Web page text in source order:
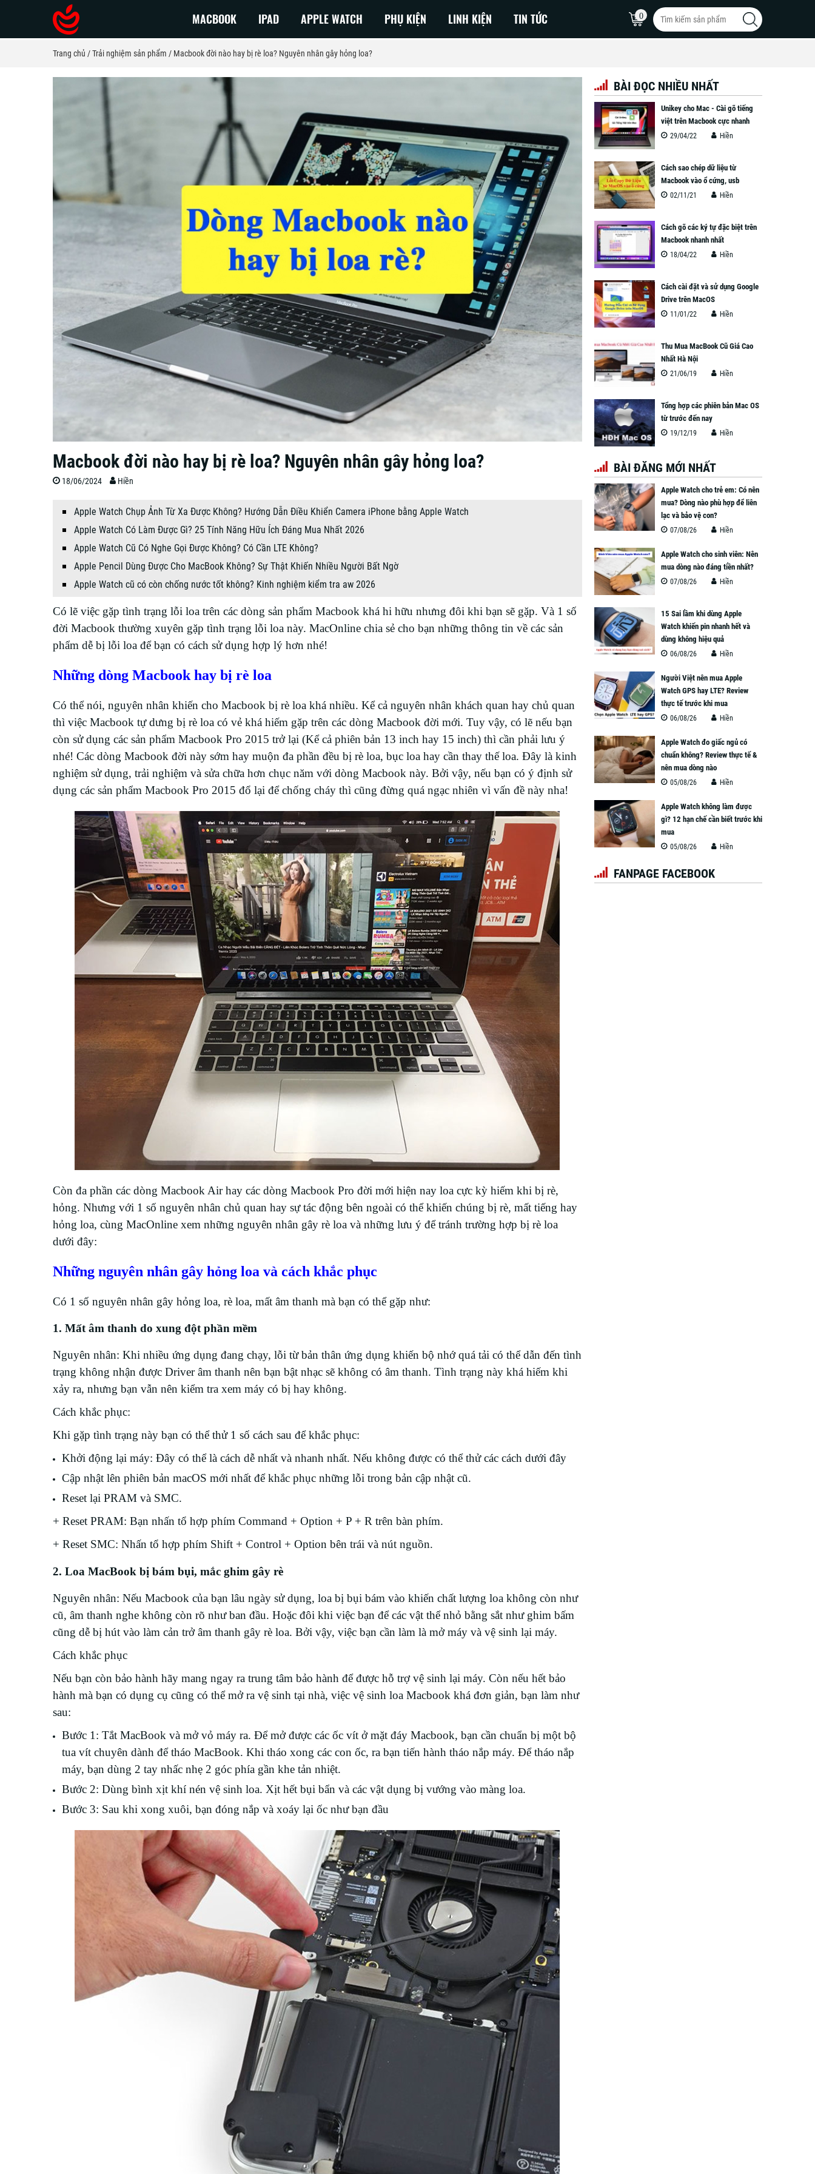
MACBOOK
Macbook Pro 2026
Macbook Pro 2024
Macbook Pro 2022
MacBook Pro 2021
MacBook Pro 2020
MacBook Pro 2019
Macbook Air 2026
Macbook Air 2025
Macbook Air 2024
Macbook Air 2023
Macbook Air 2020
MacBook Air 2019
MacBook Air 2018
Macbook Air M3
MacBook Pro M2
MacBook Air M2
MacBook Pro M1
MacBook Pro 16inch
MacBook Pro 15inch
MacBook Pro 14inch
IPAD APPLE WATCH PHỤ KIỆN LINH KIỆN TIN TỨC 0
Trang chủ Trải nghiệm sản phẩm Macbook đời nào hay bị rè loa? Nguyên nhân gây hỏng loa?
Macbook đời nào hay bị rè loa? Nguyên nhân gây hỏng loa?
18/06/2024 Hiền
Apple Watch Chụp Ảnh Từ Xa Được Không? Hướng Dẫn Điều Khiển Camera iPhone bằng Apple Watch
Apple Watch Có Làm Được Gì? 25 Tính Năng Hữu Ích Đáng Mua Nhất 2026
Apple Watch Cũ Có Nghe Gọi Được Không? Có Cần LTE Không?
Apple Pencil Dùng Được Cho MacBook Không? Sự Thật Khiến Nhiều Người Bất Ngờ
Apple Watch cũ có còn chống nước tốt không? Kinh nghiệm kiểm tra aw 2026
Có lẽ việc gặp tình trạng lỗi loa trên các dòng sản phẩm Macbook khá hi hữu nhưng đôi khi bạn sẽ gặp. Và 1 số
đời Macbook thường xuyên gặp tình trạng lỗi loa này. MacOnline chia sẻ cho bạn những thông tin về các sản
phẩm dễ bị lỗi loa để bạn có cách sử dụng hợp lý hơn nhé!
Những dòng Macbook hay bị rè loa
Có thể nói, nguyên nhân khiến cho Macbook bị rè loa khá nhiều. Kể cả nguyên nhân khách quan hay chủ quan
thì việc Macbook tự dưng bị rè loa có vẻ khá hiếm gặp trên các dòng Macbook đời mới. Tuy vậy, có lẽ nếu bạn
còn sử dụng các sản phẩm Macbook Pro 2015 trở lại (Kể cả phiên bản 13 inch hay 15 inch) thì cần phải lưu ý
nhé! Các dòng Macbook đời này sớm hay muộn đa phần đều bị rè loa, bục loa hay cần thay thế loa. Đây là kinh
nghiệm sử dụng, trải nghiệm và sửa chữa hơn chục năm với dòng Macbook này. Bởi vậy, nếu bạn có ý định sử
dụng các sản phẩm Macbook Pro 2015 đổ lại để chống cháy thì cũng đừng quá ngạc nhiên vì vấn đề này nha!
Còn đa phần các dòng Macbook Air hay các dòng Macbook Pro đời mới hiện nay loa cực kỳ hiếm khi bị rè,
hỏng. Nhưng với 1 số nguyên nhân chủ quan hay sự tác động bên ngoài có thể khiến chúng bị rè, mất tiếng hay
hỏng loa, cùng MacOnline xem những nguyên nhân gây rè loa và những lưu ý để tránh trường hợp bị rè loa
dưới đây:
Những nguyên nhân gây hỏng loa và cách khắc phục
Có 1 số nguyên nhân gây hỏng loa, rè loa, mất âm thanh mà bạn có thể gặp như:
1. Mất âm thanh do xung đột phần mềm
Nguyên nhân: Khi nhiều ứng dụng đang chạy, lỗi từ bản thân ứng dụng khiến bộ nhớ quá tải có thể dẫn đến tình
trạng không nhận được Driver âm thanh nên bạn bật nhạc sẽ không có âm thanh. Tình trạng này khá hiếm khi
xảy ra, nhưng bạn vẫn nên kiểm tra xem máy có bị hay không.
Cách khắc phục:
Khi gặp tình trạng này bạn có thể thử 1 số cách sau để khắc phục:
Khởi động lại máy: Đây có thể là cách dễ nhất và nhanh nhất. Nếu không được có thể thử các cách dưới đây
Cập nhật lên phiên bản macOS mới nhất để khắc phục những lỗi trong bản cập nhật cũ.
Reset lại PRAM và SMC.
+ Reset PRAM: Bạn nhấn tổ hợp phím Command + Option + P + R trên bàn phím.
+ Reset SMC: Nhấn tổ hợp phím Shift + Control + Option bên trái và nút nguồn.
2. Loa MacBook bị bám bụi, mắc ghim gây rè
Nguyên nhân: Nếu Macbook của bạn lâu ngày sử dụng, loa bị bụi bám vào khiến chất lượng loa không còn như
cũ, âm thanh nghe không còn rõ như ban đầu. Hoặc đôi khi việc bạn để các vật thể nhỏ bằng sắt như ghim bấm
cũng dễ bị hút vào làm cản trở âm thanh gây rè loa. Bởi vậy, việc bạn cần làm là mở máy và vệ sinh lại máy.
Cách khắc phục
Nếu bạn còn bảo hành hãy mang ngay ra trung tâm bảo hành để được hỗ trợ vệ sinh lại máy. Còn nếu hết bảo
hành mà bạn có dụng cụ cũng có thể mở ra vệ sinh tại nhà, việc vệ sinh loa Macbook khá đơn giản, bạn làm như
sau:
Bước 1: Tắt MacBook và mở vỏ máy ra. Để mở được các ốc vít ở mặt đáy Macbook, bạn cần chuẩn bị một bộ
tua vít chuyên dành để tháo MacBook. Khi tháo xong các con ốc, ra bạn tiến hành tháo nắp máy. Để tháo nắp
máy, bạn dùng 2 tay nhấc nhẹ 2 góc phía gần khe tản nhiệt.
Bước 2: Dùng bình xịt khí nén vệ sinh loa. Xịt hết bụi bẩn và các vật dụng bị vướng vào màng loa.
Bước 3: Sau khi xong xuôi, bạn đóng nắp và xoáy lại ốc như bạn đầu
BÀI ĐỌC NHIỀU NHẤT
Unikey cho Mac - Cài gõ tiếng
việt trên Macbook cực nhanh
29/04/22 Hiền
Cách sao chép dữ liệu từ
Macbook vào ổ cứng, usb
02/11/21 Hiền
Cách gõ các ký tự đặc biệt trên
Macbook nhanh nhất
18/04/22 Hiền
Cách cài đặt và sử dụng Google
Drive trên MacOS
11/01/22 Hiền
Thu Mua MacBook Cũ Giá Cao
Nhất Hà Nội
21/06/19 Hiền
Tổng hợp các phiên bản Mac OS
từ trước đến nay
19/12/19 Hiền
BÀI ĐĂNG MỚI NHẤT
Apple Watch cho trẻ em: Có nên
mua? Dòng nào phù hợp để liên
lạc và bảo vệ con?
07/08/26 Hiền
Apple Watch cho sinh viên: Nên
mua dòng nào đáng tiền nhất?
07/08/26 Hiền
15 Sai lầm khi dùng Apple
Watch khiến pin nhanh hết và
dùng không hiệu quả
06/08/26 Hiền
Người Việt nên mua Apple
Watch GPS hay LTE? Review
thực tế trước khi mua
06/08/26 Hiền
Apple Watch đo giấc ngủ có
chuẩn không? Review thực tế &
nên mua dòng nào
05/08/26 Hiền
Apple Watch không làm được
gì? 12 hạn chế cần biết trước khi
mua
05/08/26 Hiền
FANPAGE FACEBOOK